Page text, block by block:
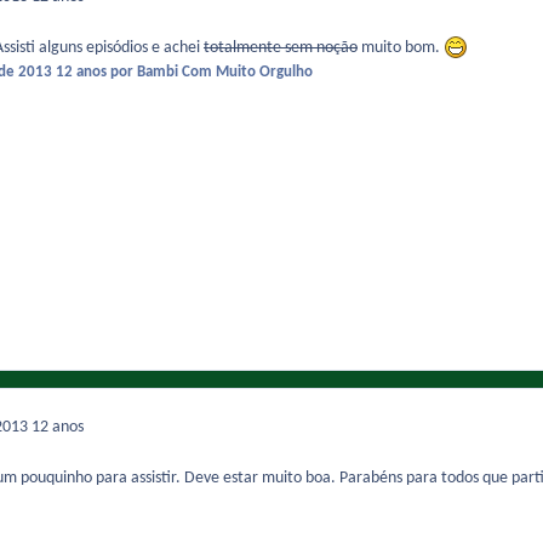
alguns episódios e achei totalmente sem noção muito bom.
2013 12 anos por Bambi Com Muito Orgulho
12 anos
pouquinho para assistir. Deve estar muito boa. Parabéns para todos que